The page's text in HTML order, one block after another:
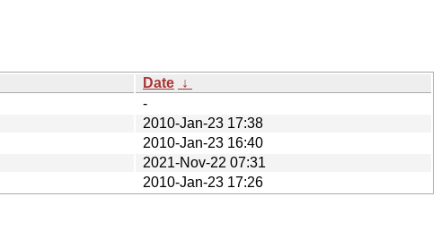
Date ↓
-
2010-Jan-23 17:38
2010-Jan-23 16:40
2021-Nov-22 07:31
2010-Jan-23 17:26